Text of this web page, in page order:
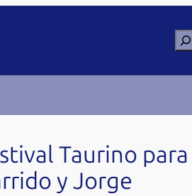
Taurino para
y Jorge